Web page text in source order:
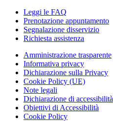
Leggi le FAQ
Prenotazione appuntamento
Segnalazione disservizio
Richiesta assistenza
Amministrazione trasparente
Informativa privacy
Dichiarazione sulla Privacy
Cookie Policy (UE)
Note legali
Dichiarazione di accessibilità
Obiettivi di Accessibilità
Cookie Policy